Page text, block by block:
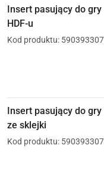
Insert pasujący do
HDF-u
Kod produktu:
Insert pasujący do
ze sklejki
Kod produktu: